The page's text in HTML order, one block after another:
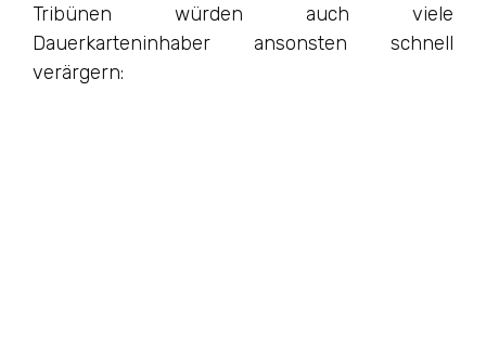
Tribünen würden auch viele
Dauerkarteninhaber ansonsten schnell
verärgern: